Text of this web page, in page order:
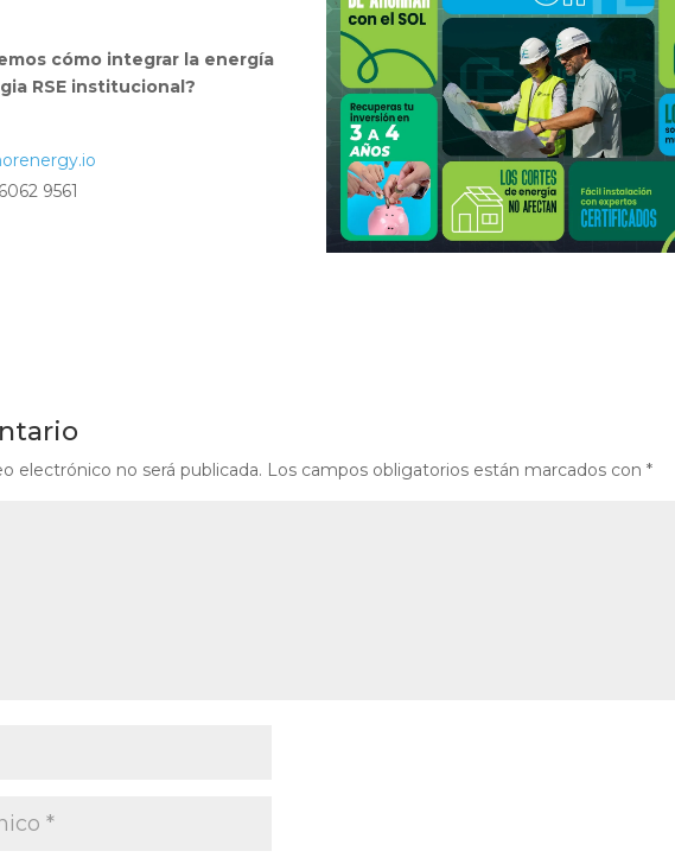
cómo integrar la energía
RSE institucional?
9561
electrónico no será publicada. Los campos obligatorios están marcados con*